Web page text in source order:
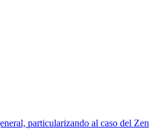
particularizando al caso del Zen